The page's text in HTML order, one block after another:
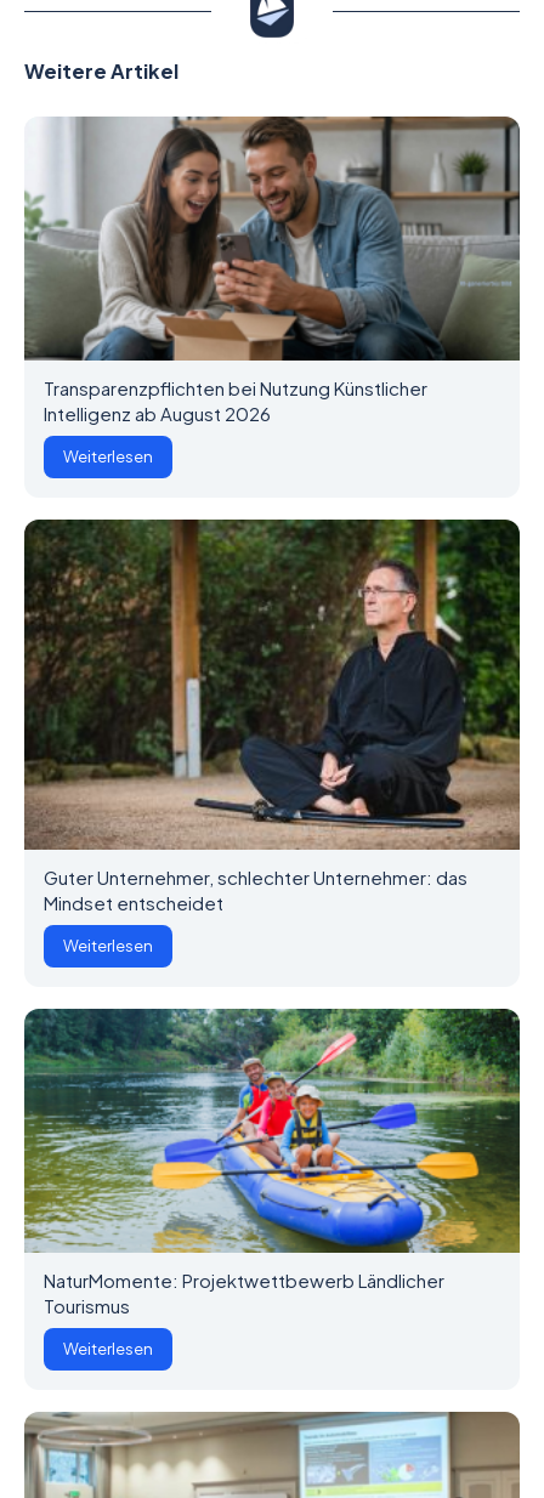
Weitere Artikel
Transparenzpflichten bei Nutzung Künstlicher
Intelligenz ab August 2026
Weiterlesen
Guter Unternehmer, schlechter Unternehmer: das
Mindset entscheidet
Weiterlesen
NaturMomente: Projektwettbewerb Ländlicher
Tourismus
Weiterlesen